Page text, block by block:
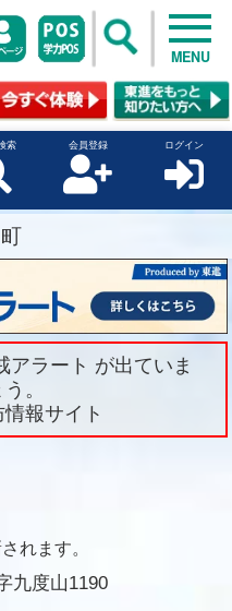
MENU
索 会員登録 ログイン
アラート が出ていま
。
報サイト
れます。
九度山1190